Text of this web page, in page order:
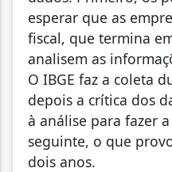
esperar que as
fiscal, que termina
analisem as
O IBGE faz a coleta
depois a crítica dos
à análise para fazer
seguinte, o que
dois anos.